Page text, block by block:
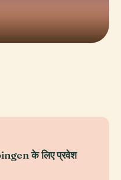
के लिए प्रवेश